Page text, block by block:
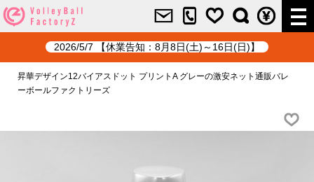
2026/5/7 【休業告知：8月8日(土)～16日(日)】
昇華デザイン12バイアスドット プリントA グレーの激安ネット通販バレ
ーボールファクトリーズ